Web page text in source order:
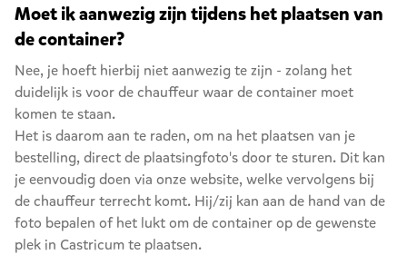
Moet ik aanwezig zijn tijdens het plaatsen van
de container?
Nee, je hoeft hierbij niet aanwezig te zijn - zolang het
duidelijk is voor de chauffeur waar de container moet
komen te staan.
Het is daarom aan te raden, om na het plaatsen van je
bestelling, direct de plaatsingfoto's door te sturen. Dit kan
je eenvoudig doen via onze website, welke vervolgens bij
de chauffeur terrecht komt. Hij/zij kan aan de hand van de
foto bepalen of het lukt om de container op de gewenste
plek in Castricum te plaatsen.